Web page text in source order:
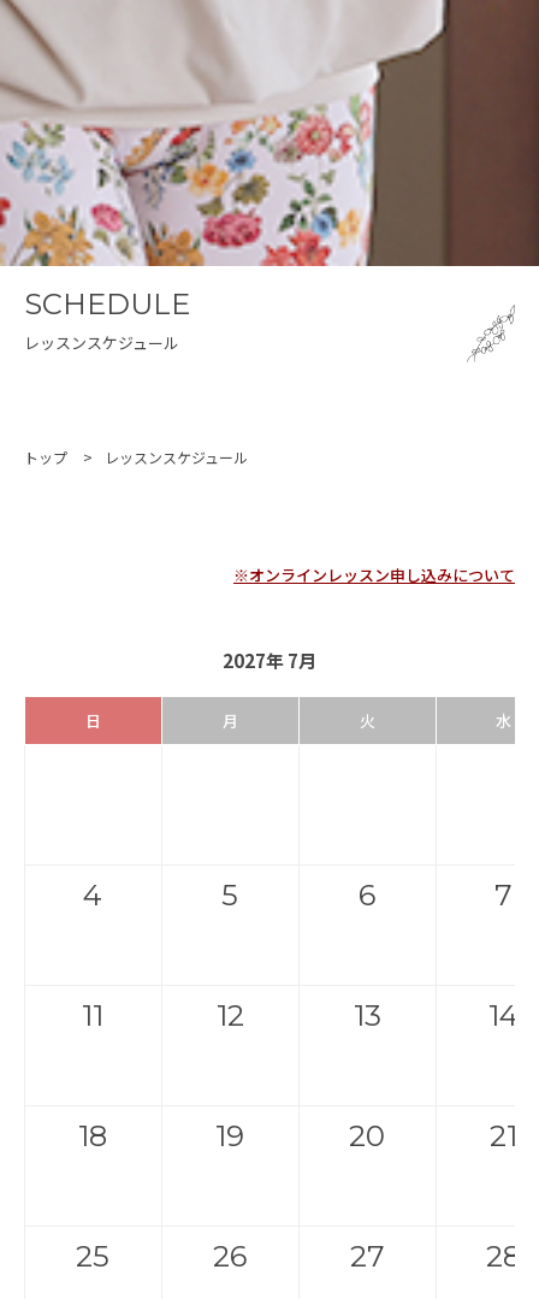
SCHEDULE
レッスンスケジュール
トップ レッスンスケジュール
※オンラインレッスン申し込みについて
2027年 7月
日 月 火 水
4 5 6 7
11 12 13 14
18 19 20 21
25 26 27 28